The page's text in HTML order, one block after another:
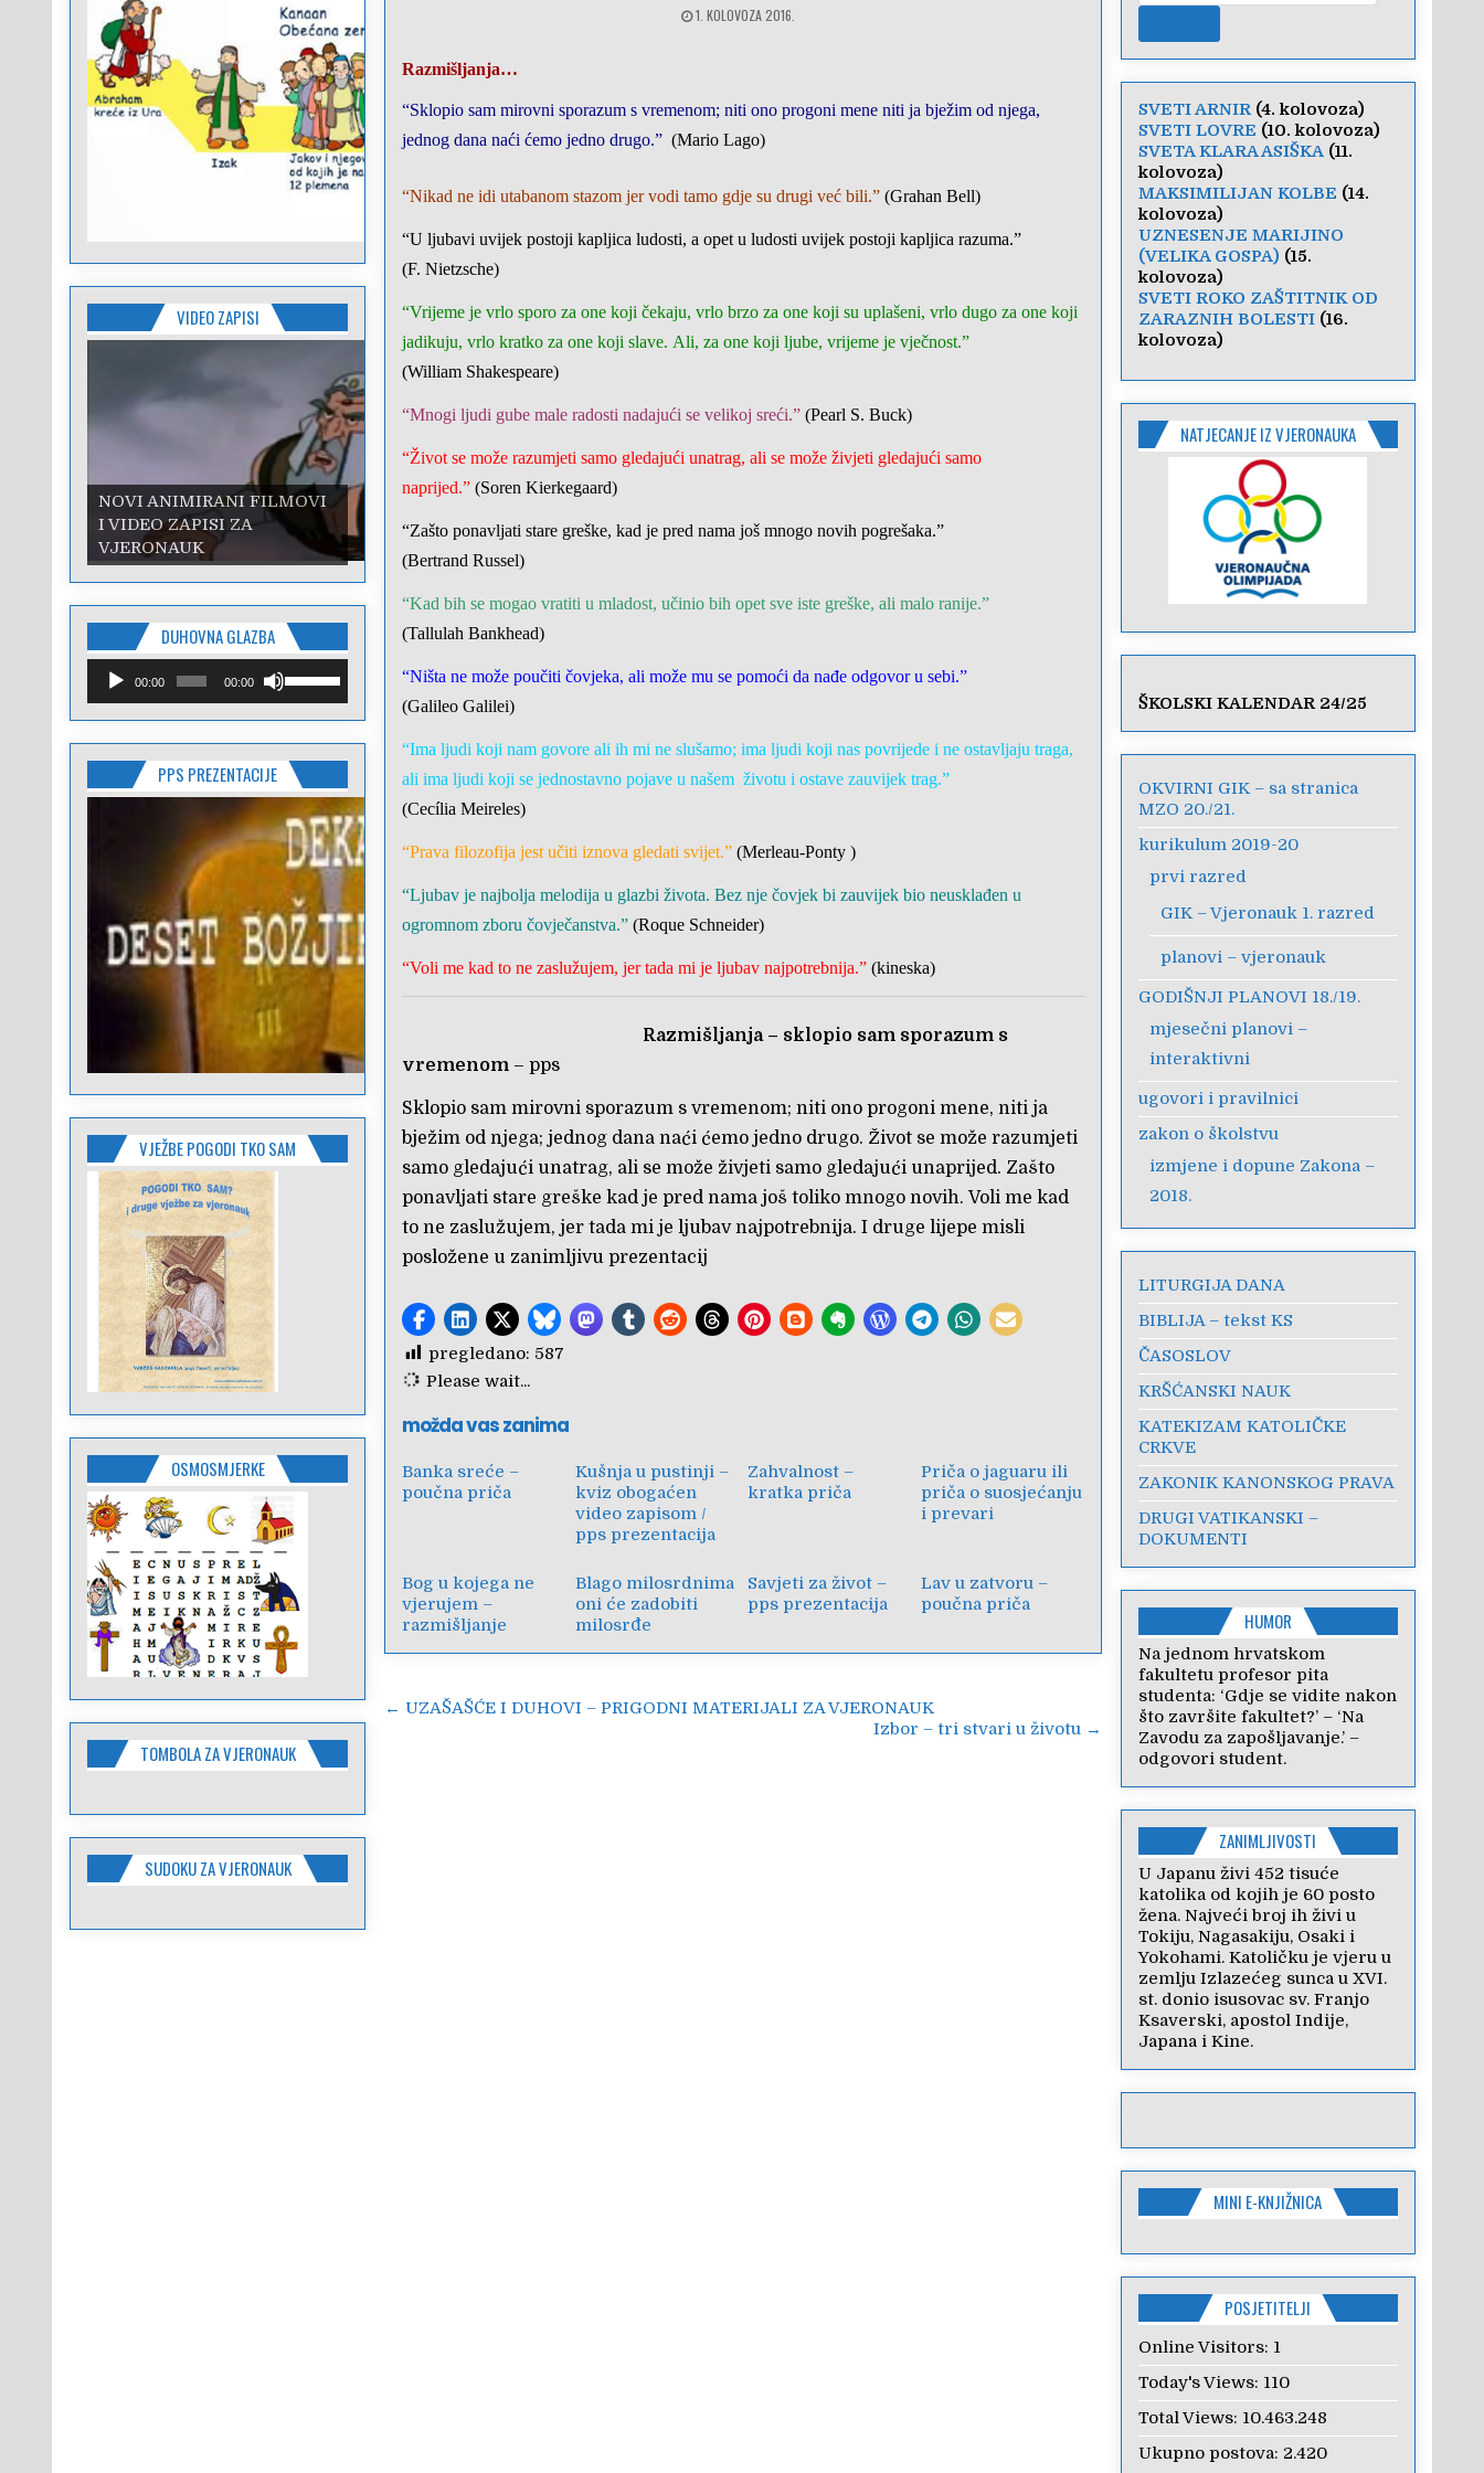
1. KOLOVOZA 2016.
Razmišljanja…
“Sklopio sam mirovni sporazum s vremenom; niti ono progoni mene niti ja bježim od njega,
jednog dana naći ćemo jedno drugo.”(Mario Lago)
“Nikad ne idi utabanom stazom jer vodi tamo gdje su drugi već bili.”(Grahan Bell)
“U ljubavi uvijek postoji kapljica ludosti, a opet u ludosti uvijek postoji kapljica razuma.”
(F. Nietzsche)
“Vrijeme je vrlo sporo za one koji čekaju, vrlo brzo za one koji su uplašeni, vrlo dugo za one koji
jadikuju, vrlo kratko za one koji slave. Ali, za one koji ljube, vrijeme je vječnost.”
(William Shakespeare)
“Mnogi ljudi gube male radosti nadajući se velikoj sreći.” (Pearl S. Buck)
“Život se može razumjeti samo gledajući unatrag, ali se može živjeti gledajući samo
naprijed.” (Soren Kierkegaard)
“Zašto ponavljati stare greške, kad je pred nama još mnogo novih pogrešaka.”
(Bertrand Russel)
“Kad bih se mogao vratiti u mladost, učinio bih opet sve iste greške, ali malo ranije.”
(Tallulah Bankhead)
“Ništa ne može poučiti čovjeka, ali može mu se pomoći da nađe odgovor u sebi.”
(Galileo Galilei)
“Ima ljudi koji nam govore ali ih mi ne slušamo; ima ljudi koji nas povrijede i ne ostavljaju traga,
ali ima ljudi koji se jednostavno pojave u našem životu i ostave zauvijek trag.”
(Cecília Meireles)
“Prava filozofija jest učiti iznova gledati svijet.”(Merleau-Ponty )
“Ljubav je najbolja melodija u glazbi života. Bez nje čovjek bi zauvijek bio neusklađen u
ogromnom zboru čovječanstva.”(Roque Schneider)
“Voli me kad to ne zaslužujem, jer tada mi je ljubav najpotrebnija.” (kineska)
Razmišljanja – sklopio sam sporazum s
vremenom – pps
Sklopio sam mirovni sporazum s vremenom; niti ono progoni mene, niti ja
bježim od njega; jednog dana naći ćemo jedno drugo. Život se može razumjeti
samo gledajući unatrag, ali se može živjeti samo gledajući unaprijed. Zašto
ponavljati stare greške kad je pred nama još toliko mnogo novih. Voli me kad
to ne zaslužujem, jer tada mi je ljubav najpotrebnija. I druge lijepe misli
posložene u zanimljivu prezentacij
pregledano: 587
Please wait...
možda vas zanima
Banka sreće –
poučna priča
Kušnja u pustinji –
kviz obogaćen
video zapisom /
pps prezentacija
Zahvalnost –
kratka priča
Priča o jaguaru ili
priča o suosjećanju
i prevari
Bog u kojega ne
vjerujem –
razmišljanje
Blago milosrdnima
oni će zadobiti
milosrđe
Savjeti za život –
pps prezentacija
Lav u zatvoru –
poučna priča
Navigacija
← UZAŠAŠĆE I DUHOVI – PRIGODNI MATERIJALI ZA VJERONAUK
Izbor – tri stvari u životu →
VIDEO ZAPISI
NOVI ANIMIRANI FILMOVI
I VIDEO ZAPISI ZA
VJERONAUK
DUHOVNA GLAZBA
Reproduktor
audiozapisa
00:00 00:00
tipke
kako
biste
pojačali
ili
smanjili
zvuk.
PPS PREZENTACIJE
VJEŽBE POGODI TKO SAM
OSMOSMJERKE
TOMBOLA ZA VJERONAUK
SUDOKU ZA VJERONAUK
SVETI ARNIR(4. kolovoza)
SVETI LOVRE (10. kolovoza)
SVETA KLARA ASIŠKA(11.
kolovoza)
MAKSIMILIJAN KOLBE (14.
kolovoza)
UZNESENJE MARIJINO
(VELIKA GOSPA) (15.
kolovoza)
SVETI ROKO ZAŠTITNIK OD
ZARAZNIH BOLESTI(16.
kolovoza)
NATJECANJE IZ VJERONAUKA
ŠKOLSKI KALENDAR 24/25
OKVIRNI GIK – sa stranica
MZO 20./21.
kurikulum 2019-20
prvi razred
GIK – Vjeronauk 1. razred
planovi – vjeronauk
GODIŠNJI PLANOVI 18./19.
mjesečni planovi –
interaktivni
ugovori i pravilnici
zakon o školstvu
izmjene i dopune Zakona –
2018.
LITURGIJA DANA
BIBLIJA – tekst KS
ČASOSLOV
KRŠĆANSKI NAUK
KATEKIZAM KATOLIČKE
CRKVE
ZAKONIK KANONSKOG PRAVA
DRUGI VATIKANSKI –
DOKUMENTI
HUMOR
Na jednom hrvatskom
fakultetu profesor pita
studenta: ‘Gdje se vidite nakon
što završite fakultet?’ – ‘Na
Zavodu za zapošljavanje.’ –
odgovori student.
ZANIMLJIVOSTI
U Japanu živi 452 tisuće
katolika od kojih je 60 posto
žena. Najveći broj ih živi u
Tokiju, Nagasakiju, Osaki i
Yokohami. Katoličku je vjeru u
zemlju Izlazećeg sunca u XVI.
st. donio isusovac sv. Franjo
Ksaverski, apostol Indije,
Japana i Kine.
MINI E-KNJIŽNICA
POSJETITELJI
Online Visitors: 1
Today's Views: 110
Total Views: 10.463.248
Ukupno postova: 2.420